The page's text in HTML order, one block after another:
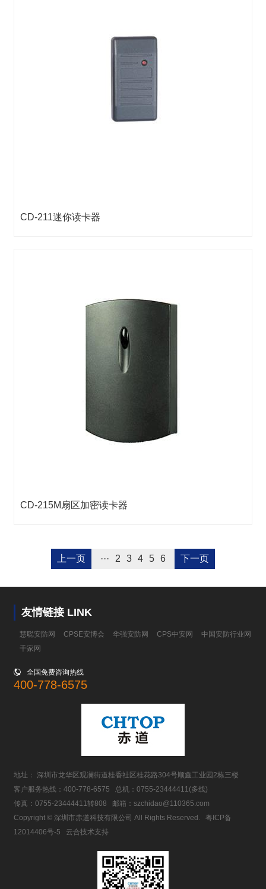
CD-211迷你读卡器
CD-215M扇区加密读卡器
上一页 ··· 2 3 4 5 6 下一页
友情链接 LINK
慧聪安防网 CPSE安博会 华强安防网 CPS中安网
中国安防行业网
千家网
 全国免费咨询热线
400-778-6575
地址： 深圳市龙华区观澜街道桂香社区桂花路304号顺鑫工业园2栋三楼
客户服务热线：400-778-6575 总机：0755-23444411(多线)
传真：0755-23444411转808 邮箱：szchidao@110365.com
Copyright © 深圳市赤道科技有限公司 All Rights Reserved.粤ICP备
12014406号-5
云合技术支持